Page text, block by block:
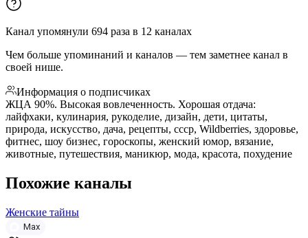
Канал упомянули 694 раза в 12 каналах
Чем больше упоминаний и каналов — тем заметнее канал в
своей нише.
Информация о подписчиках
ЖЦА 90%. Высокая вовлеченность. Хорошая отдача:
лайфхаки, кулинария, рукоделие, дизайн, дети, цитаты,
природа, искусство, дача, рецепты, ссср, Wildberries, здоровье,
фитнес, шоу бизнес, гороскопы, женский юмор, вязание,
животные, путешествия, маникюр, мода, красота, похудение
Похожие каналы
Женские тайны
Max